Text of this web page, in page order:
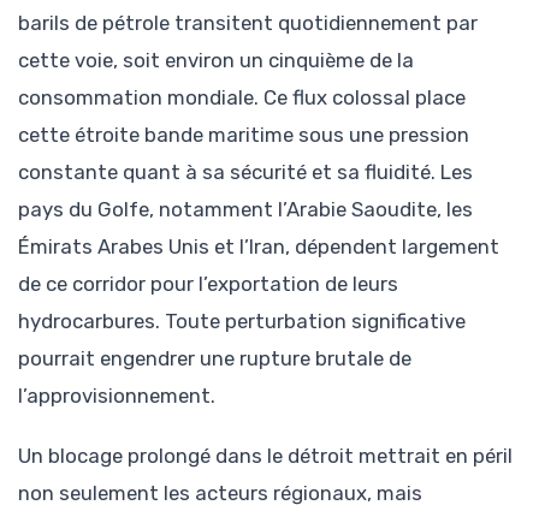
barils de pétrole transitent quotidiennement par
cette voie, soit environ un cinquième de la
consommation mondiale. Ce flux colossal place
cette étroite bande maritime sous une pression
constante quant à sa sécurité et sa fluidité. Les
pays du Golfe, notamment l’Arabie Saoudite, les
Émirats Arabes Unis et l’Iran, dépendent largement
de ce corridor pour l’exportation de leurs
hydrocarbures. Toute perturbation significative
pourrait engendrer une rupture brutale de
l’approvisionnement.
Un blocage prolongé dans le détroit mettrait en péril
non seulement les acteurs régionaux, mais